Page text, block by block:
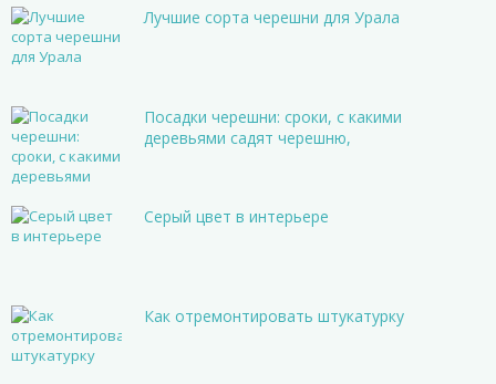
Лучшие сорта черешни для Урала
Посадки черешни: сроки, с какими
деревьями садят черешню,
Серый цвет в интерьере
Как отремонтировать штукатурку